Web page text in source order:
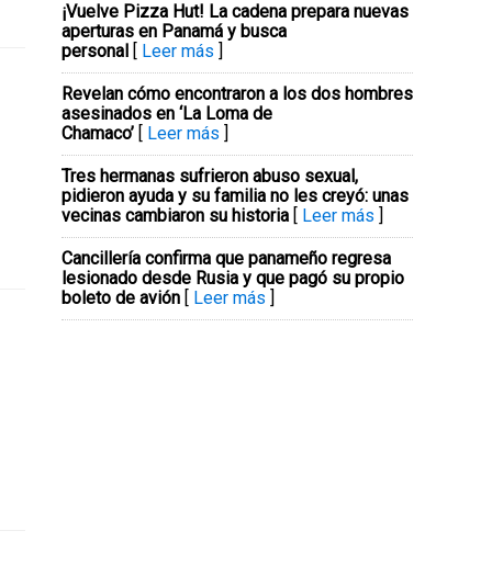
¡Vuelve Pizza Hut! La cadena prepara nuevas
aperturas en Panamá y busca
personal [ Leer más ]
Revelan cómo encontraron a los dos hombres
asesinados en ‘La Loma de
Chamaco’ [ Leer más ]
Tres hermanas sufrieron abuso sexual,
pidieron ayuda y su familia no les creyó: unas
vecinas cambiaron su historia [ Leer más ]
Cancillería confirma que panameño regresa
lesionado desde Rusia y que pagó su propio
boleto de avión [ Leer más ]